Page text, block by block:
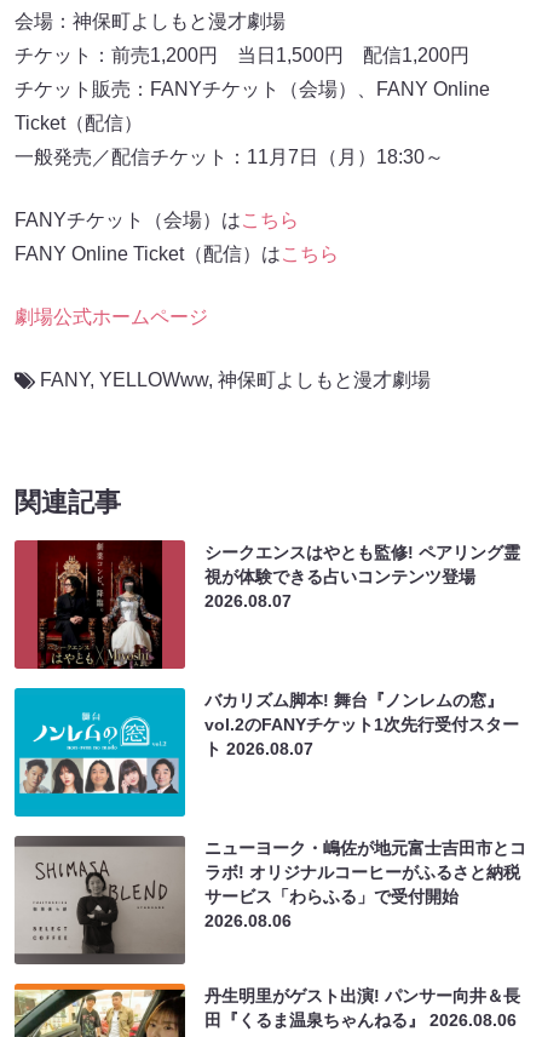
会場：神保町よしもと漫才劇場
チケット：前売1,200円 当日1,500円 配信1,200円
チケット販売：FANYチケット（会場）、FANY Online
Ticket（配信）
一般発売／配信チケット：11月7日（月）18:30～
FANYチケット（会場）はこちら
FANY Online Ticket（配信）はこちら
劇場公式ホームページ
FANY, YELLOWww, 神保町よしもと漫才劇場
関連記事
シークエンスはやとも監修! ペアリング霊
視が体験できる占いコンテンツ登場
2026.08.07
バカリズム脚本! 舞台『ノンレムの窓』
vol.2のFANYチケット1次先行受付スター
ト2026.08.07
ニューヨーク・嶋佐が地元富士吉田市とコ
ラボ! オリジナルコーヒーがふるさと納税
サービス「わらふる」で受付開始
2026.08.06
丹生明里がゲスト出演! パンサー向井＆長
田『くるま温泉ちゃんねる』2026.08.06